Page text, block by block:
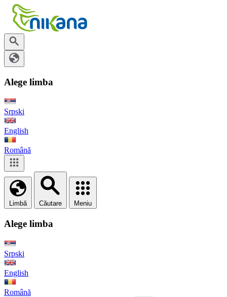
Alege limba
Srpski
English
Română
Limbă Căutare Meniu
Alege limba
Srpski
English
Română